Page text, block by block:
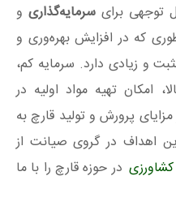
توجهی برای سرمایه‌گذاری و
که در افزایش بهره‌وری و
و زیادی دارد. سرمایه کم،
امکان تهیه مواد اولیه در
پرورش و تولید قارچ به
اهداف در گروی صیانت از
در حوزه قارچ را با ما